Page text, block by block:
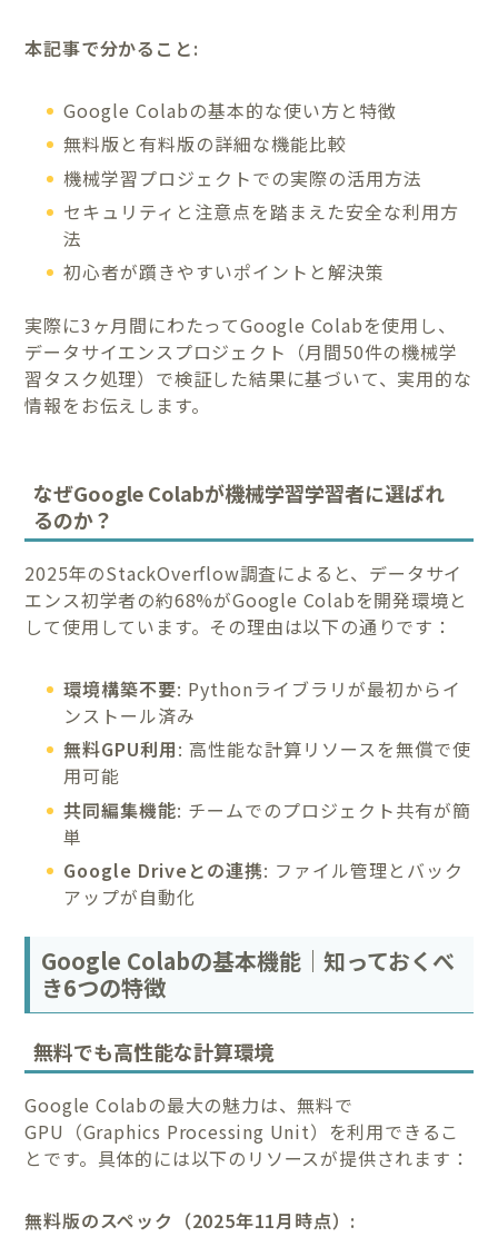
本記事で分かること:
Google Colabの基本的な使い方と特徴
無料版と有料版の詳細な機能比較
機械学習プロジェクトでの実際の活用方法
セキュリティと注意点を踏まえた安全な利用方
法
初心者が躓きやすいポイントと解決策
実際に3ヶ月間にわたってGoogle Colabを使用し、
データサイエンスプロジェクト（月間50件の機械学
習タスク処理）で検証した結果に基づいて、実用的な
情報をお伝えします。
なぜGoogle Colabが機械学習学習者に選ばれ
るのか？
2025年のStackOverflow調査によると、データサイ
エンス初学者の約68%がGoogle Colabを開発環境と
して使用しています。その理由は以下の通りです：
環境構築不要: Pythonライブラリが最初からイ
ンストール済み
無料GPU利用: 高性能な計算リソースを無償で使
用可能
共同編集機能: チームでのプロジェクト共有が簡
単
Google Driveとの連携: ファイル管理とバック
アップが自動化
Google Colabの基本機能｜知っておくべ
き6つの特徴
無料でも高性能な計算環境
Google Colabの最大の魅力は、無料で
GPU（Graphics Processing Unit）を利用できるこ
とです。具体的には以下のリソースが提供されます：
無料版のスペック（2025年11月時点）: